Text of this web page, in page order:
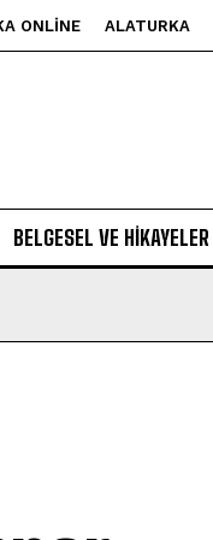
ONLINE ALATURKA
BELGESEL VE HIKAYELER